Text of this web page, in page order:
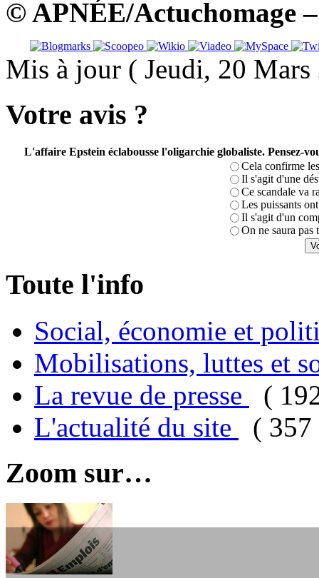
© APNÉE/Actuchomage
Mis à jour ( Jeudi, 20
Votre avis ?
L'affaire Epstein éclabousse l'oligarchie globaliste. Pensez-
Cela confirme
Il s'agit d'une
Ce scandale va
Les puissants
Il s'agit d'un
On ne saura pas
Toute l'info
Social, économie et
Mobilisations, luttes et
La revue de presse
(
L'actualité du site
( 357
Zoom sur…